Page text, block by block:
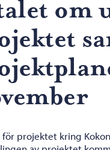
om
för projektet kring